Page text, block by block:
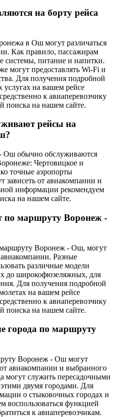
на борту рейса
в Ош могут различаться
Как правило, пассажирам
системы, питание и напитки.
могут предоставлять Wi-Fi и
Для получения подробной
на вашем рейсе
к авиаперевозчику
поиска на нашем сайте.
рейсы на
Ош обычно обслуживаются
Чертовицкое и
точные аэропорты
зависеть от авиакомпании и
информации рекомендуем
на нашем сайте.
по маршруту Воронеж -
Воронеж - Ош, могут
авиакомпании. Разные
различные модели
до широкофюзеляжных, для
Для получения подробной
на вашем рейсе
к авиаперевозчику
поиска на нашем сайте.
города по маршруту
Воронеж - Ош могут
авиакомпании и выбранного
могут служить пересадочными
двумя городами. Для
о стыковочных городах и
воспользоваться функцией
к авиаперевозчикам.